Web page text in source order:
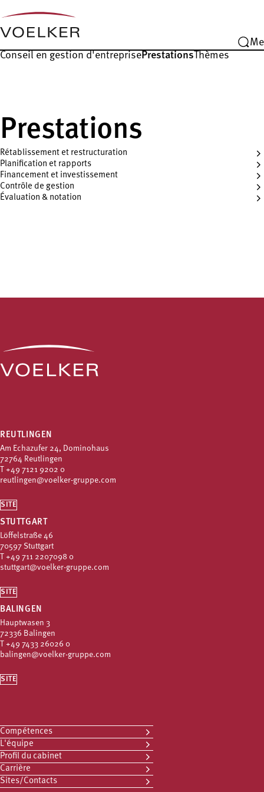
Conseil en gestion d'entreprisePrestationsThèmes
Prestations
Rétablissement et restructuration
Planification et rapports
Financement et investissement
Contrôle de gestion
Évaluation & notation
REUTLINGEN
Am Echazufer 24, Dominohaus
72764 Reutlingen
T +49 7121 9202 0
reutlingen@voelker-gruppe.com
SITE
STUTTGART
Löffelstraße 46
70597 Stuttgart
T +49 711 2207098 0
stuttgart@voelker-gruppe.com
SITE
BALINGEN
Hauptwasen 3
72336 Balingen
T +49 7433 26026 0
balingen@voelker-gruppe.com
SITE
Compétences
L'équipe
Profil du cabinet
Carrière
Sites/Contacts